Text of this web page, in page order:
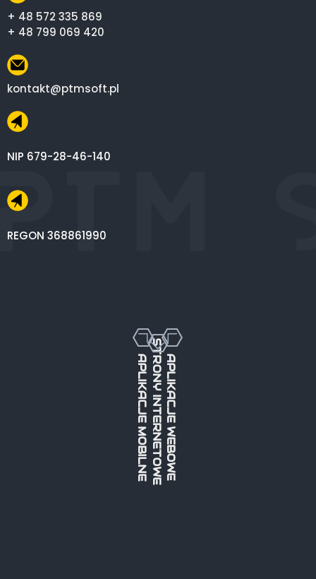
+ 48 572 335 869
+ 48 799 069 420
kontakt@ptmsoft.pl
NIP 679-28-46-140
REGON 368861990
APLIKACJE MOBILNESTRONY INTERNETOWEAPLIKACJE WEBOWE